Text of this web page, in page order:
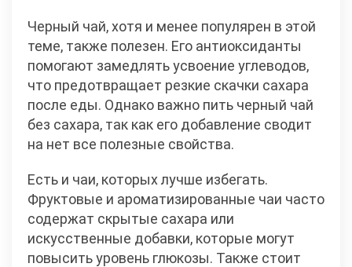
Черный чай, хотя и менее популярен в этой
теме, также полезен. Его антиоксиданты
помогают замедлять усвоение углеводов,
что предотвращает резкие скачки сахара
после еды. Однако важно пить черный чай
без сахара, так как его добавление сводит
на нет все полезные свойства.
Есть и чаи, которых лучше избегать.
Фруктовые и ароматизированные чаи часто
содержат скрытые сахара или
искусственные добавки, которые могут
повысить уровень глюкозы. Также стоит